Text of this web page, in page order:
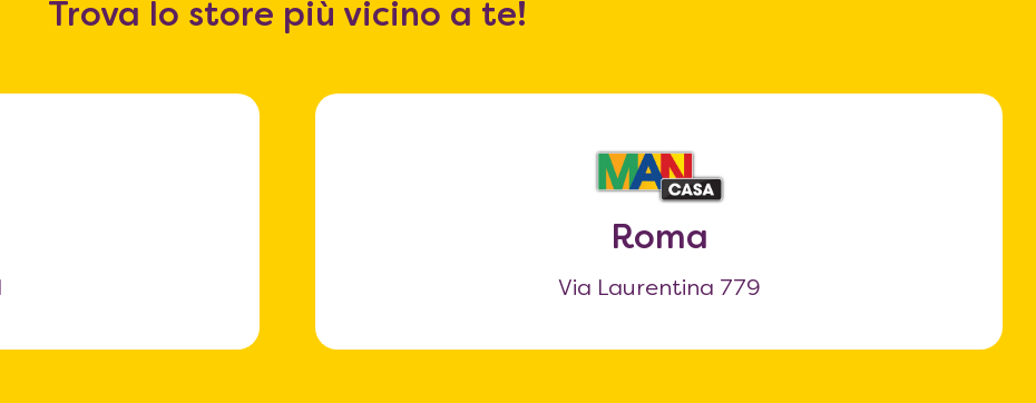
Trova lo store più vicino a te!
Roma
Via Laurentina 779